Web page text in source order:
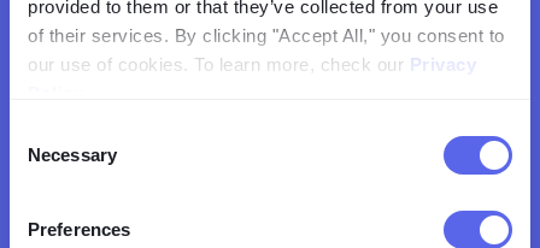
provided to them or that they’ve collected from your use
of their services. By clicking "Accept All," you consent to
our use of cookies. To learn more, check our Privacy
Selection
Necessary
Preferences
Ξεκινήστε την αντίστροφη αναζήτηση
εικόνων